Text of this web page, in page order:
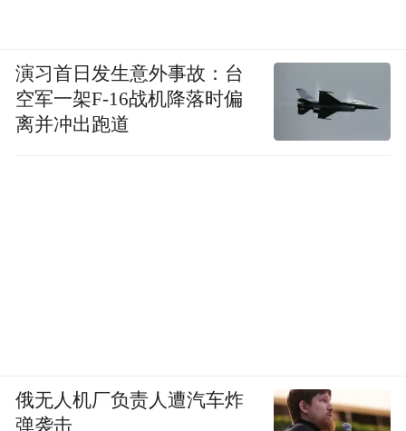
演习首日发生意外事故：台
空军一架F-16战机降落时偏
离并冲出跑道
俄无人机厂负责人遭汽车炸
弹袭击